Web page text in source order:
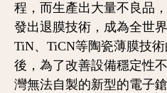
程，而生產出大量不良品
發出退膜技術，成為全世
TiN、TiCN等陶瓷薄膜技
後，為了改善設備穩定性
灣無法自製的新型的電子